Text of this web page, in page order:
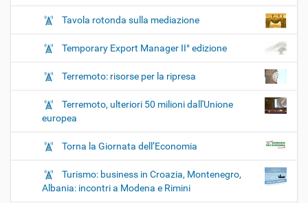
Tavola rotonda sulla mediazione
Temporary Export Manager II° edizione
Terremoto: risorse per la ripresa
Terremoto, ulteriori 50 milioni dall'Unione
europea
Torna la Giornata dell’Economia
Turismo: business in Croazia, Montenegro,
Albania: incontri a Modena e Rimini